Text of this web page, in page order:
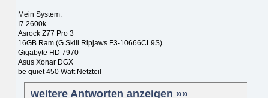
Mein System:
I7 2600k
Asrock Z77 Pro 3
16GB Ram (G.Skill Ripjaws F3-10666CL9S)
Gigabyte HD 7970
Asus Xonar DGX
be quiet 450 Watt Netzteil
weitere Antworten anzeigen »»